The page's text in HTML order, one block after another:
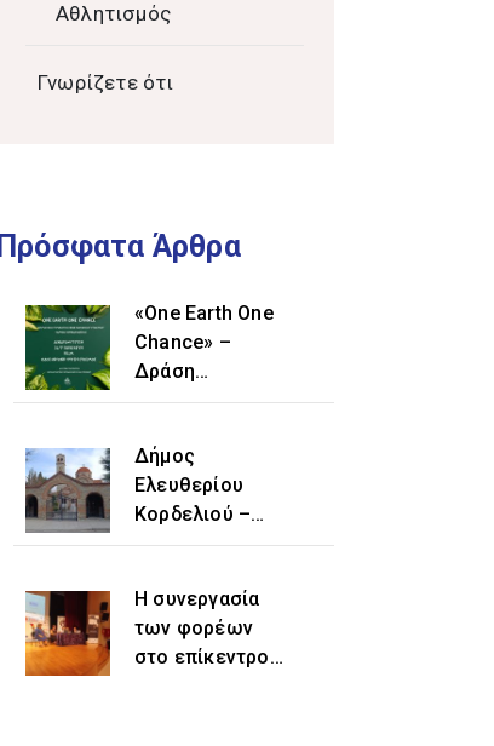
Αθλητισμός
Γνωρίζετε ότι
Πρόσφατα Άρθρα
«One Earth One
Chance» –
Δράση
δενδροφύτευσης
Αντώνη Τρίτση
Δήμος
Ελευθερίου
Κορδελιού –
Ευόσμου:
μίας ιστορικής
αδικίας η
προσθήκη του
Η συνεργασία
των φορέων
στο επίκεντρο